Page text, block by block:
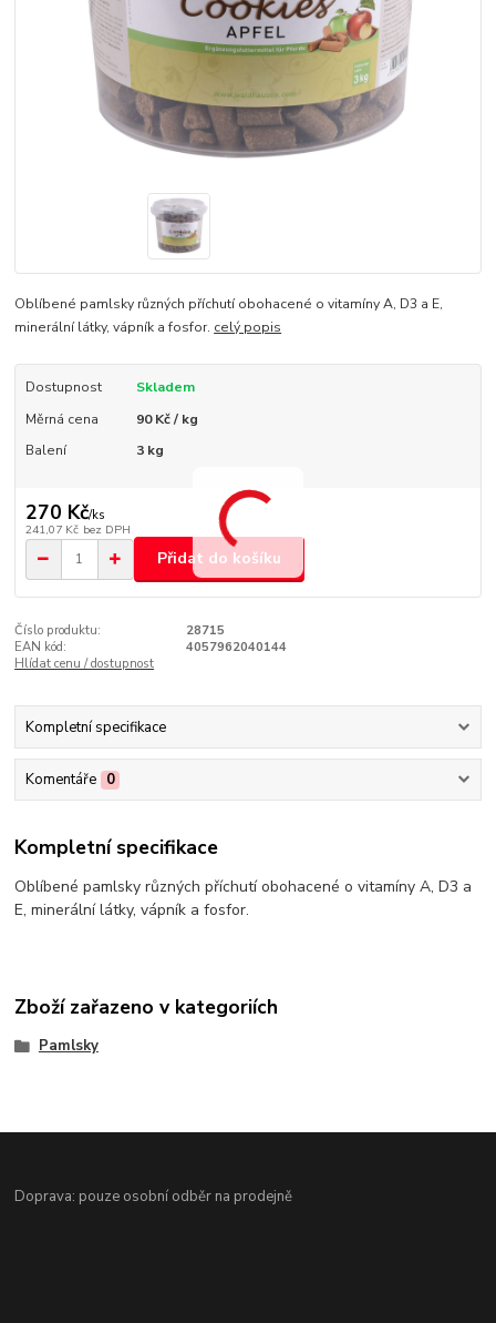
Oblíbené pamlsky různých příchutí obohacené o vitamíny A, D3 a E,
minerální látky, vápník a fosfor. celý popis
Dostupnost
Skladem
Měrná cena
90 Kč / kg
Balení
3 kg
270 Kč/ks
241,07 Kč bez DPH
Přidat do košíku
Číslo produktu:
28715
EAN kód:
4057962040144
Hlídat cenu / dostupnost
Kompletní specifikace
Komentáře 0
Kompletní specifikace
Oblíbené pamlsky různých příchutí obohacené o vitamíny A, D3 a
E, minerální látky, vápník a fosfor.
Zboží zařazeno v kategoriích
Pamlsky
Doprava: pouze osobní odběr na prodejně